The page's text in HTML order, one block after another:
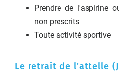
Prendre de l'aspirine
non prescrits
Toute activité sportive
Le retrait de l'attelle